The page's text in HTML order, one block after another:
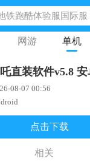
易光遇手游正版 点
黎明觉醒生机腾讯正
特曼王者传奇 正版
网游 单机
直装软件v5.8 安
08-07 00:56
点击下载
相关